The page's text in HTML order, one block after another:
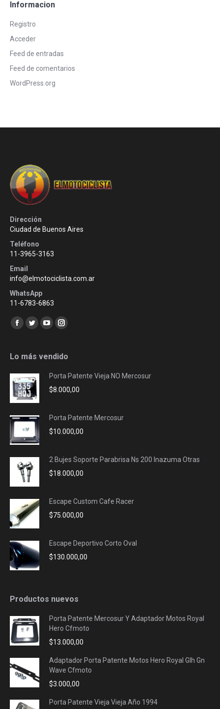
Informacion
Registro
Acceder
Feed de entradas
Feed de comentarios
WordPress.org
Dirección
Ciudad de Buenos Aires
Teléfono
11-3965-3163
Email
info@elmotociclista.com.ar
WhatsApp
11-6783-6863
Encuéntranos en:
Facebook
opens
new
window
Twitter
opens
new
window
YouTube
opens
new
window
Instagram
opens
new
window
Lo más vendido
Porta Patente Vieja NO Mercosur
$8.000,00
Porta Patente Mercosur
$10.000,00
2 Bujes Soporte Parabrisa Ns 200 Inazuma Otras
$18.000,00
Escape Custom Cafe Racer
$75.000,00
Escape Deportivo Corto Oval
$130.000,00
Productos nuevos
Porta Patente Mercosur Y Adaptador Motos Royal
Hero Cfmoto
$13.000,00
Adaptador Porta Patente Motos Hero Royal Glh Gn
Wave Cfmoto
$3.000,00
Porta Patente Vieja Vieja Año 1994